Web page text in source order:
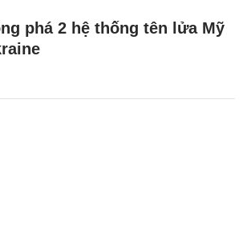
phá 2 hệ thống tên lửa Mỹ